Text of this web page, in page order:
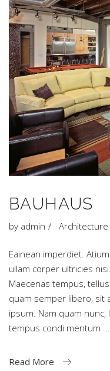
BAUHAUS
by admin Architecture
Eainean imperdiet.
ullam corper ultricies
Maecenas tempus,
quam semper libero, sit
ipsum. Nam quam nunc,
tempus condi mentum
Read More